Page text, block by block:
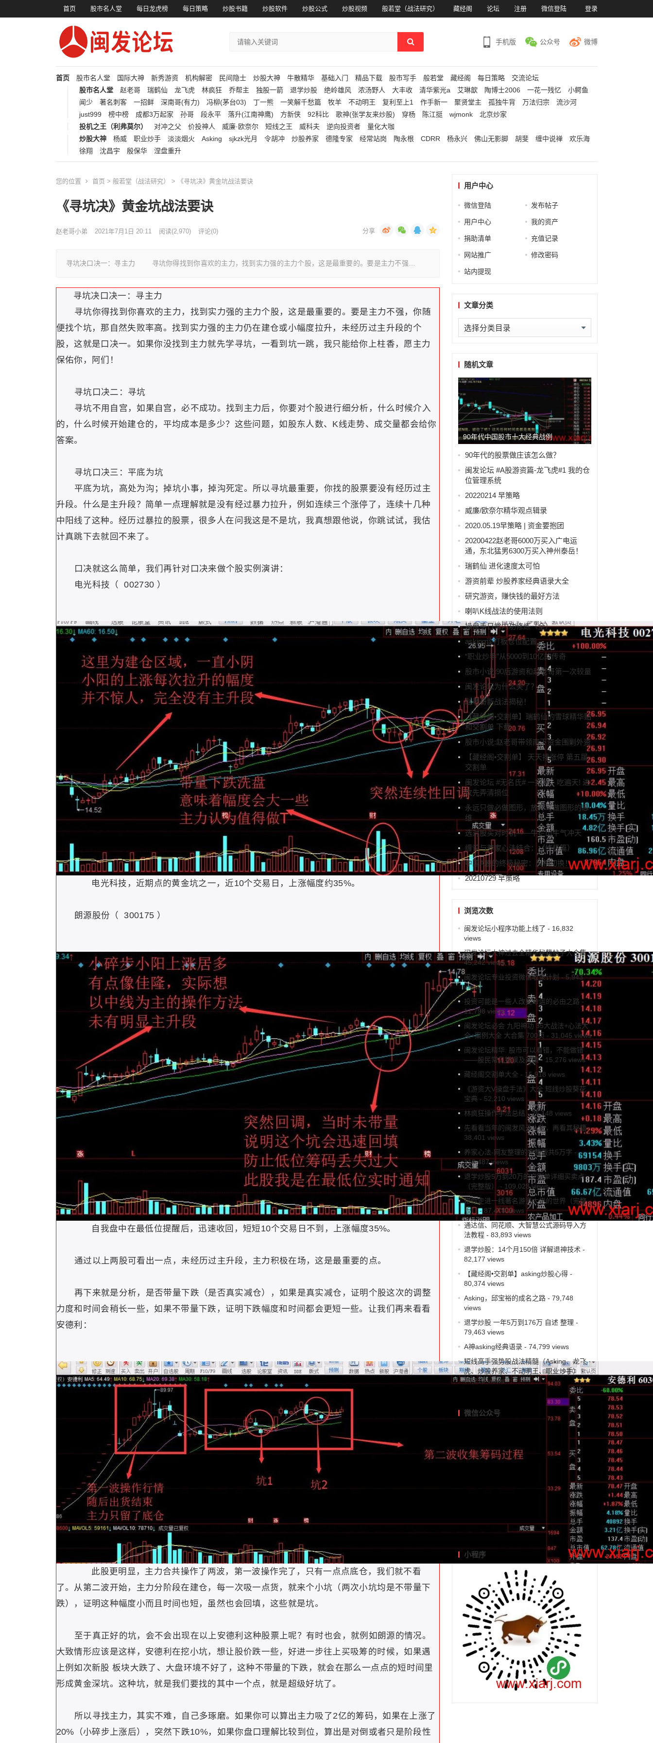
首页 股市名人堂 每日龙虎榜 每日策略 炒股书籍 炒股软件 炒股公式 炒股视频 般若堂（战法研究） 藏经阁 论坛 注册 微信登陆 登录
手机版 公众号 微博
首页 股市名人堂 国际大神 新秀游资 机构解密 民间隐士 炒股大神 牛散精华 基础入门 精品下载 股市写手 般若堂 藏经阁 每日策略
交流论坛
股市名人堂
赵老哥 瑞鹤仙 龙飞虎 林疯狂 乔帮主 独股一箭 退学炒股 绝岭雄风 浓汤野人 大丰收 清华紫光a 艾琳歆 陶博士2006 一花一残忆
小鳄鱼
闻少
著名刺客 一招鲜 深南哥(有力) 冯柳(茅台03) 丁一熊 一笑解千愁篇 牧羊 不动明王 复利至上1 作手新一 聚贤堂主 孤独牛背 万法归宗
流沙河
just999
榜中榜 成都3万起家 孙哥 段永平 落升(江南神鹰) 方新侠 92科比 歌神(张学友来炒股) 穿杨 陈江挺 wjmonk
北京炒家
投机之王（利弗莫尔）
对冲之父 价投神人 威廉·欧奈尔 短线之王 威科夫 逆向投资者
量化大咖
炒股大神
杨威 职业炒手 淡淡烟火 Asking sjkzk光月 令胡冲 炒股养家 德隆专家 经常站岗 陶永根 CDRR 杨永兴 佛山无影脚 胡斐 缠中说禅
欢乐海
徐翔
沈昌宇 殷保华 涅盘重升
您的位置 首页 > 般若堂（战法研究） > 《寻坑决》黄金坑战法要诀
《寻坑决》黄金坑战法要诀
赵老哥小弟 2021年7月1日 20:11 阅读(2,970) 评论(0)
寻坑决口决一：寻主力 寻坑你得找到你喜欢的主力，找到实力强的主力个股，这是最重要的。要是主力不强…
寻坑决口决一：寻主力
寻坑你得找到你喜欢的主力，找到实力强的主力个股，这是最重要的。要是主力不强，你随
便找个坑，那自然失败率高。找到实力强的主力仍在建仓或小幅度拉升，未经历过主升段的个
股，这就是口决一。如果你没找到主力就先学寻坑，一看到坑一跳，我只能给你上柱香，愿主力
保佑你，阿们！
寻坑口决二：寻坑
寻坑不用自宫，如果自宫，必不成功。找到主力后，你要对个股进行细分析，什么时候介入
的，什么时候开始建仓的，平均成本是多少？这些问题，如股东人数、K线走势、成交量都会给你
答案。
寻坑口决三：平底为坑
平底为坑，高处为沟；掉坑小事，掉沟死定。所以寻坑最重要，你找的股票要没有经历过主
升段。什么是主升段？简单一点理解就是没有经过暴力拉升，例如连续三个涨停了，连续十几种
中阳线了这种。经历过暴拉的股票，很多人在问我这是不是坑，我真想跟他说，你跳试试，我估
计真跳下去就回不来了。
口决就这么简单，我们再针对口决来做个股实例演讲：
电光科技（ 002730 ）
电光科技，近期点的黄金坑之一，近10个交易日，上涨幅度约35%。
朗源股份（ 300175 ）
自我盘中在最低位提醒后，迅速收回，短短10个交易日不到，上涨幅度35%。
通过以上两股可看出一点，未经历过主升段，主力积极在场，这是最重要的点。
再下来就是分析，是否带量下跌（是否真实减仓），如果是真实减仓，证明个股这次的调整
力度和时间会稍长一些，如果不带量下跌，证明下跌幅度和时间都会更短一些。让我们再来看看
安德利：
此股更明显，主力合共操作了两波，第一波操作完了，只有一点点底仓，我们就不看
了。从第二波开始，主力分阶段在建仓，每一次吸一点货，就来个小坑（两次小坑均是不带量下
跌），证明这种幅度小而且时间也短，虽然也会回填，这些就是坑。
至于真正好的坑，会不会出现在以上安德利这种股票上呢？有时也会，就例如朗源的情况。
大致情形应该是这样，安德利在挖小坑，想让股价跌一些，好进一步往上买吸筹的时候，如果遇
上例如次新股 板块大跌了、大盘环境不好了，这种不带量的下跌，就会在那么一点点的短时间里
形成黄金深坑。这种坑，就是我们要找的其中一个点，就是超级好坑了。
所以寻找主力，其实不难，自己多琢磨。如果你可以算出主力吸了2亿的筹码，如果在上涨了
20%（小碎步上涨后），突然下跌10%，如果你盘口理解比较到位，算出是对倒或者只是阶段性
用户中心
微信登陆 发布帖子
用户中心 我的资产
捐助清单 充值记录
网站推广 修改密码
站内提现
文章分类
文
章
类随机文章
90年代中国股市十大经典战例
90年代的股票做庄该怎么做？
闽发论坛 #A股游资篇-龙飞虎#1 我的仓
位管理系统
20220214 早策略
威廉/欧奈尔精华观点辑录
2020.05.19早策略 | 资金要抱团
20200422赵老哥6000万买入广电运
通，东北猛男6300万买入神州泰岳！
瑞鹤仙 进化速度太可怕
游资前辈 炒股养家经典语录大全
研究游资，赚快钱的最好方法
喇叭K线战法的使用法则
操盘手日常内功修炼（全）
asking谈打板仓位配置
“职业炒手”从5000到10亿的传奇
股市小说:90后游资和赵老哥第一次较量
闽发论坛为什么关了？
赵老哥新战法揭秘！
【藏经阁•交割单】瑞鹤仙的雪球精华贴
和交割单 下载
股市小说:赵老哥带领南下资金围剿外资
【藏经阁•交割单】 天天排涨停 第五届
交割单
闽发论坛 #无名氏# 一招鲜，吃遍天! 进
攻先弄清损位
永远只做必做图形，放弃可做图形的思
维
选对股买对时机——牛栏山牛气冲天
缠论与养家心法结合：（终极篇）
中国A股的终极秘密：风格切换！
20210729 早策略
浏览次数
闽发论坛小程序功能上线了 - 16,832
views
闽发论坛大神过去全精华秘籍帖子大合集-
45,242 views
闽发论坛专业投资微信收录计划- 5,943
views
投资可能是一些人改变命运的必由之路 -
11,798 views
闽发论坛必会 九阳神功 35大战法+心法大
全+案例大全 大合集 700页 - 31,045 views
闽发论坛精华: 股市可以看错，不能做错
——股民常见错误及对策- 15,276 views
藏经阁交割单大全 - 15,918 views
《游资大V操盘手法》大全 短线炒股葵花
宝典 - 52,210 views
林疯狂操作手法总结 - 25,148 views
先看看当年的闽发风云人物，再看其秘籍-
38,401 views
养家心法-网友整理的完整版共5万字 -
118,487 views
退学炒股5万到20万的交割单详细买卖点
（完整版）
- 109,028 views
带你走进一线著名游资大佬的世界（完整
版） - 87,478 views
通达信、同花顺、大智慧公式源码导入方
法教程- 83,893 views
退学炒股：14个月150倍 详解退神技术 -
82,177 views
【藏经阁•交割单】asking炒股心得-
80,374 views
Asking，邱宝裕的成名之路- 79,748
views
退学炒股 一年5万到176万 自述 整理 -
79,463 views
A神asking经典语录- 74,799 views
短线高手强势股战法精髓（Asking、龙飞
虎、炒股养家、不动明王、职业炒手） -
74,210 views
微信公众号
小程序